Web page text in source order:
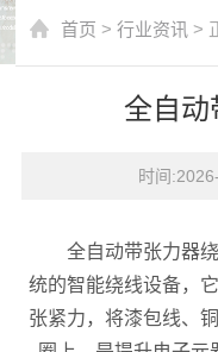
首页 >行业资讯 >
全自动
时间
全自动带张力器
统的智能绕线设备，
张紧力，将漆包线、